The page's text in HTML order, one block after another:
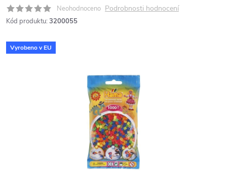
Neohodnoceno Podrobnosti hodnocení
Kód produktu: 3200055
Vyrobeno v EU